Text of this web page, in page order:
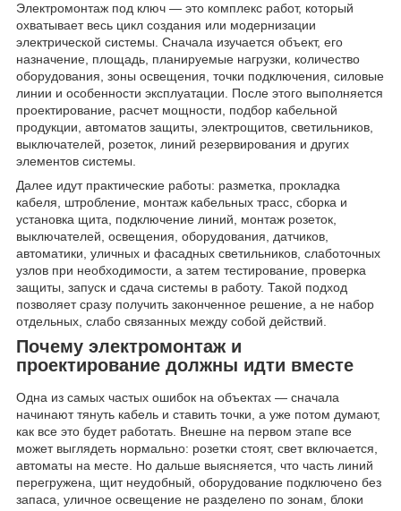
Электромонтаж под ключ — это комплекс работ, который
охватывает весь цикл создания или модернизации
электрической системы. Сначала изучается объект, его
назначение, площадь, планируемые нагрузки, количество
оборудования, зоны освещения, точки подключения, силовые
линии и особенности эксплуатации. После этого выполняется
проектирование, расчет мощности, подбор кабельной
продукции, автоматов защиты, электрощитов, светильников,
выключателей, розеток, линий резервирования и других
элементов системы.
Далее идут практические работы: разметка, прокладка
кабеля, штробление, монтаж кабельных трасс, сборка и
установка щита, подключение линий, монтаж розеток,
выключателей, освещения, оборудования, датчиков,
автоматики, уличных и фасадных светильников, слаботочных
узлов при необходимости, а затем тестирование, проверка
защиты, запуск и сдача системы в работу. Такой подход
позволяет сразу получить законченное решение, а не набор
отдельных, слабо связанных между собой действий.
Почему электромонтаж и
проектирование должны идти вместе
Одна из самых частых ошибок на объектах — сначала
начинают тянуть кабель и ставить точки, а уже потом думают,
как все это будет работать. Внешне на первом этапе все
может выглядеть нормально: розетки стоят, свет включается,
автоматы на месте. Но дальше выясняется, что часть линий
перегружена, щит неудобный, оборудование подключено без
запаса, уличное освещение не разделено по зонам, блоки